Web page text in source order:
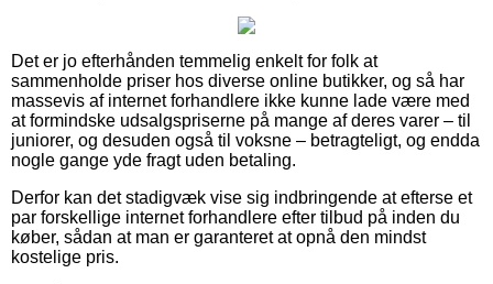
Det er jo efterhånden temmelig enkelt for folk at
sammenholde priser hos diverse online butikker, og så har
massevis af internet forhandlere ikke kunne lade være med
at formindske udsalgspriserne på mange af deres varer – til
juniorer, og desuden også til voksne – betragteligt, og endda
nogle gange yde fragt uden betaling.
Derfor kan det stadigvæk vise sig indbringende at efterse et
par forskellige internet forhandlere efter tilbud på inden du
køber, sådan at man er garanteret at opnå den mindst
kostelige pris.